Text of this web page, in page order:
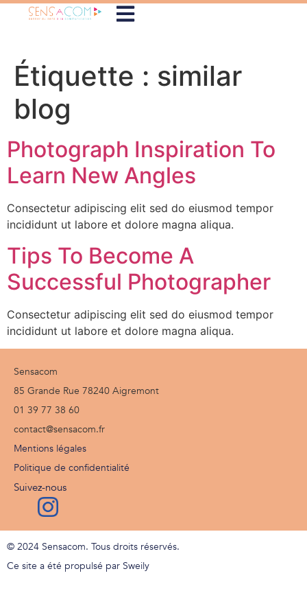
Étiquette : similar
blog
Photograph Inspiration To
Learn New Angles
Consectetur adipiscing elit sed do eiusmod tempor
incididunt ut labore et dolore magna aliqua.
Tips To Become A
Successful Photographer
Consectetur adipiscing elit sed do eiusmod tempor
incididunt ut labore et dolore magna aliqua.
Sensacom
85 Grande Rue 78240 Aigremont
01 39 77 38 60
contact@sensacom.fr
Mentions légales
Politique de confidentialité
Suivez-nous
© 2024 Sensacom. Tous droits réservés.
Ce site a été propulsé par Sweily